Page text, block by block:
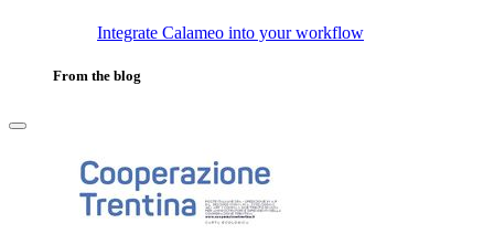
Integrate Calameo into your workflow
From the blog